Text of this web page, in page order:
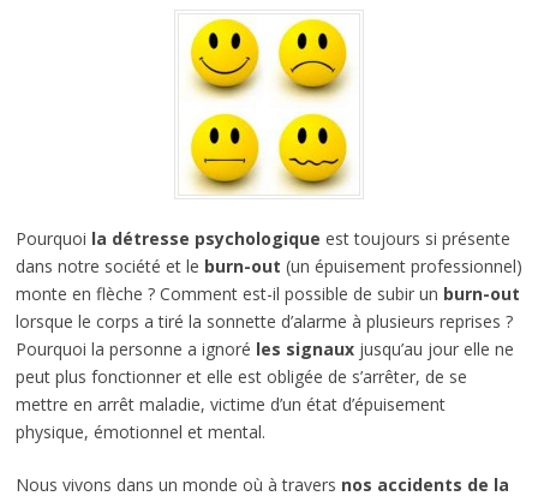
Pourquoi la détresse psychologique est toujours si présente
dans notre société et le burn-out (un épuisement professionnel)
monte en flèche ? Comment est-il possible de subir un burn-out
lorsque le corps a tiré la sonnette d’alarme à plusieurs reprises ?
Pourquoi la personne a ignoré les signaux jusqu’au jour elle ne
peut plus fonctionner et elle est obligée de s’arrêter, de se
mettre en arrêt maladie, victime d’un état d’épuisement
physique, émotionnel et mental.
Nous vivons dans un monde où à travers nos accidents de la